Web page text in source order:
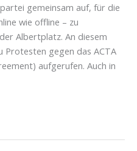
gemeinsam auf, für die
wie offline – zu
Albertplatz. An diesem
gegen das ACTA
aufgerufen. Auch in